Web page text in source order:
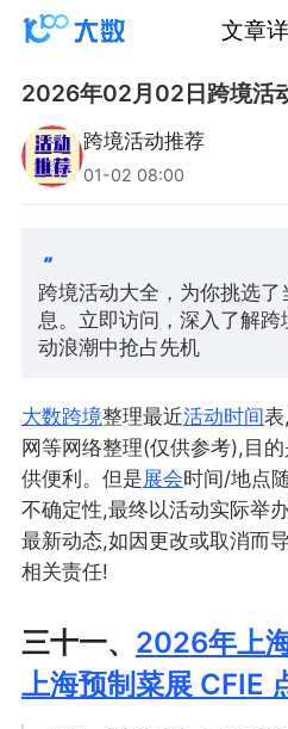
文章
2026年02月02日跨境活
跨境活动推荐
01-02 08:00
跨境活动大全，为你挑选
息。立即访问，深入了解
动浪潮中抢占先机
大数跨境整理最近活动时间
网等网络整理(仅供参考),目
供便利。但是展会时间/地点
不确定性,最终以活动实际举
最新动态,如因更改或取消而
相关责任!
三十一、 2026年上
上海预制菜展 CFIE